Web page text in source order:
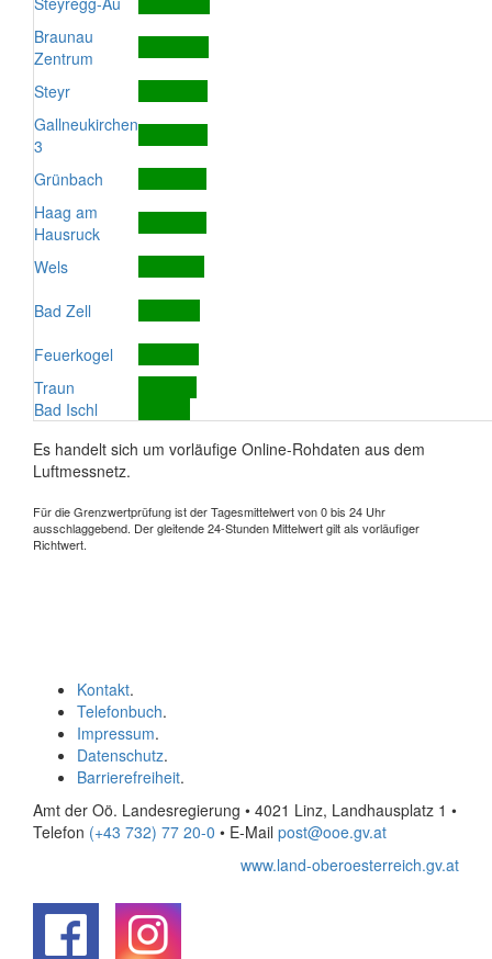
Braunau
Zentrum
Steyr
Gallneukirchen
3
Grünbach
Haag am
Hausruck
Wels
Bad Zell
Feuerkogel
Traun
Bad Ischl
Es handelt sich um vorläufige Online-Rohdaten aus dem
Luftmessnetz.
Für die Grenzwertprüfung ist der Tagesmittelwert von 0 bis 24 Uhr
ausschlaggebend. Der gleitende 24-Stunden Mittelwert gilt als vorläufiger
Richtwert.
Kontakt.
Telefonbuch.
Impressum.
Datenschutz.
Barrierefreiheit.
Amt der Oö. Landesregierung • 4021 Linz, Landhausplatz 1 •
Telefon (+43 732) 77 20-0 • E-Mail post@ooe.gv.at
www.land-oberoesterreich.gv.at